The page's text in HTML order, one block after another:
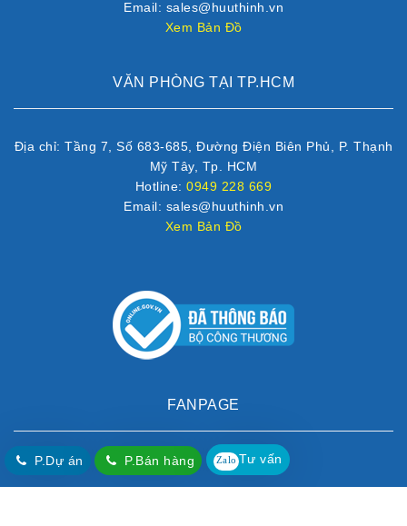
Email: sales@huuthinh.vn
Xem Bản Đồ
VĂN PHÒNG TẠI TP.HCM
Địa chỉ: Tầng 7, Số 683-685, Đường Điện Biên Phủ, P. Thạnh
Mỹ Tây, Tp. HCM
Hotline:0949 228 669
Email: sales@huuthinh.vn
Xem Bản Đồ
FANPAGE
P.Dự án P.Bán hàng Zalo Tư vấn